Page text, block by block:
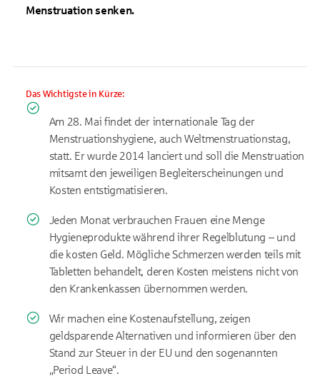
Menstruation senken.
Das Wichtigste in Kürze:
Am 28. Mai findet der internationale Tag der
Menstruationshygiene, auch Weltmenstruationstag,
statt. Er wurde 2014 lanciert und soll die Menstruation
mitsamt den jeweiligen Begleiterscheinungen und
Kosten entstigmatisieren.
Jeden Monat verbrauchen Frauen eine Menge
Hygieneprodukte während ihrer Regelblutung – und
die kosten Geld. Mögliche Schmerzen werden teils mit
Tabletten behandelt, deren Kosten meistens nicht von
den Krankenkassen übernommen werden.
Wir machen eine Kostenaufstellung, zeigen
geldsparende Alternativen und informieren über den
Stand zur Steuer in der EU und den sogenannten
„Period Leave“.